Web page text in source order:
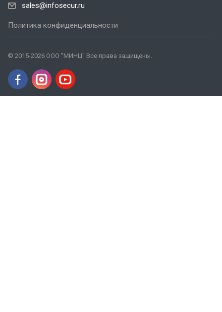
sales@infosecur.ru
Политика конфиденциальности
© 2015-2026 ООО "МИНЦ" Все права защищены.